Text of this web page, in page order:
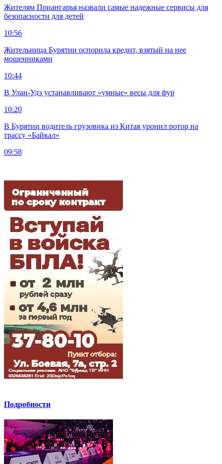
Жителям Приангарья назвали самые надежные сервисы для
безопасности для детей
10:56
Жительница Бурятии оспорила кредит, взятый на нее
мошенниками
10:44
В Улан-Удэ устанавливают «умные» весы для фур
10:20
В Бурятии водитель грузовика из Китая уронил ротор на
трассу «Байкал»
09:58
Подробности